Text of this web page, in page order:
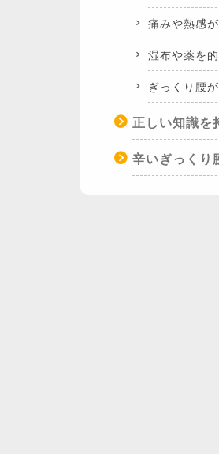
痛みや熱感
湿布や薬を
ぎっくり腰
正しい知識を
辛いぎっくり